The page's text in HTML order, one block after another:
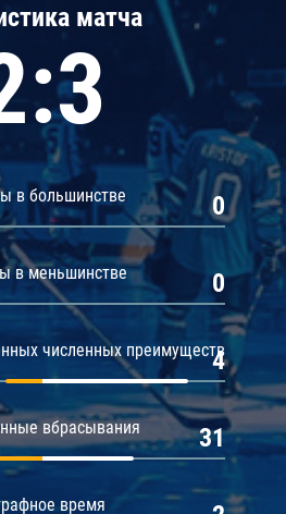
матча
в большинстве 0
в меньшинстве 0
численных преимуществ
4
вбрасывания 31
время